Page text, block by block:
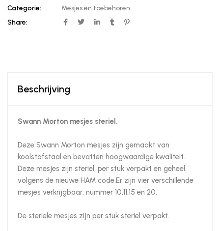
Categorie:
Mesjes en toebehoren
Share:
Beschrijving
Swann Morton mesjes steriel.
Deze Swann Morton mesjes zijn gemaakt van
koolstofstaal en bevatten hoogwaardige kwaliteit.
Deze mesjes zijn steriel, per stuk verpakt en geheel
volgens de nieuwe HAM code.Er zijn vier verschillende
mesjes verkrijgbaar: nummer 10,11,15 en 20.
De steriele mesjes zijn per stuk steriel verpakt.